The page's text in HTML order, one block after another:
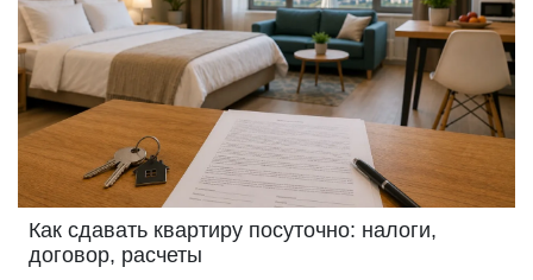
Как сдавать квартиру посуточно: налоги,
договор, расчеты